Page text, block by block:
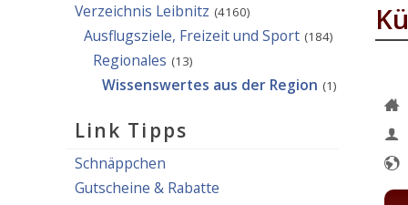
Verzeichnis Leibnitz (4160)
Ausflugsziele, Freizeit und Sport (184)
Regionales (13)
Wissenswertes aus der Region (1)
Link Tipps
Schnäppchen
Gutscheine & Rabatte